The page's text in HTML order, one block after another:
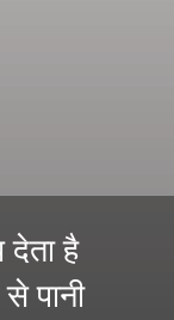
है
पानी